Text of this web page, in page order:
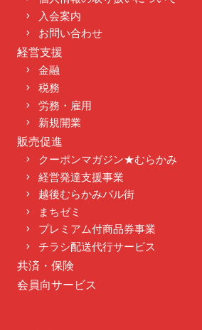
入会案内
お問い合わせ
経営支援
金融
税務
労務・雇用
新規開業
販売促進
クーポンマガジン★むらかみ
経営発達支援事業
越後むらかみバル街
まちゼミ
プレミアム付商品券事業
チラシ配送代行サービス
共済・保険
会員向サービス